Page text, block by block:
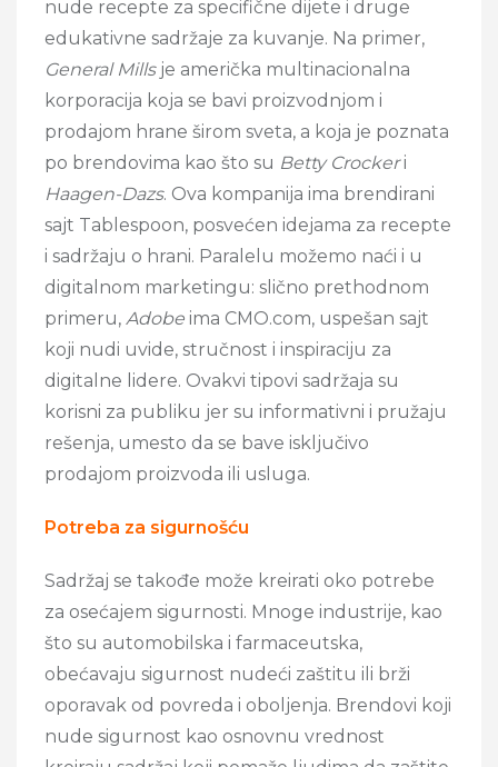
nude recepte za specifične dijete i druge
edukativne sadržaje za kuvanje. Na primer,
General Millsje američka multinacionalna
korporacija koja se bavi proizvodnjom i
prodajom hrane širom sveta, a koja je poznata
po brendovima kao što su Betty Crockeri
Haagen-Dazs. Ova kompanija ima brendirani
sajt Tablespoon, posvećen idejama za recepte
i sadržaju o hrani. Paralelu možemo naći i u
digitalnom marketingu: slično prethodnom
primeru, Adobe ima CMO.com, uspešan sajt
koji nudi uvide, stručnost i inspiraciju za
digitalne lidere. Ovakvi tipovi sadržaja su
korisni za publiku jer su informativni i pružaju
rešenja, umesto da se bave isključivo
prodajom proizvoda ili usluga.
Potreba za sigurnošću
Sadržaj se takođe može kreirati oko potrebe
za osećajem sigurnosti. Mnoge industrije, kao
što su automobilska i farmaceutska,
obećavaju sigurnost nudeći zaštitu ili brži
oporavak od povreda i oboljenja. Brendovi koji
nude sigurnost kao osnovnu vrednost